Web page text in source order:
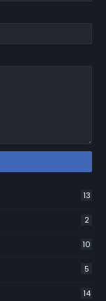
13
2
10
5
14